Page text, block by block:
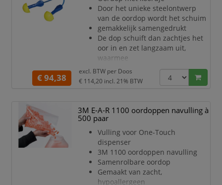
Door het unieke steelontwerp
van de oordop wordt het schuim
gemakkelijk samengedrukt
De dop schuift dan zachtjes het
oor in en zet langzaam uit,
waarmee
hij de meeste gehoorgangen
effectief afsluit. De steel is een
Kleur: geel
Dispenser à 100 paar
Gemiddelde dempingswaarde
SNR 28 dB(A)
€ 94,38
excl. BTW per Doos
€ 114,20 incl. 21% BTW
3M E-A-R 1100 oordoppen navulling à
500 paar
Vulling voor One-Touch
dispenser
3M 1100 oordoppen navulling
Samenrolbare oordop
Gemaakt van zacht,
hypoallergeen